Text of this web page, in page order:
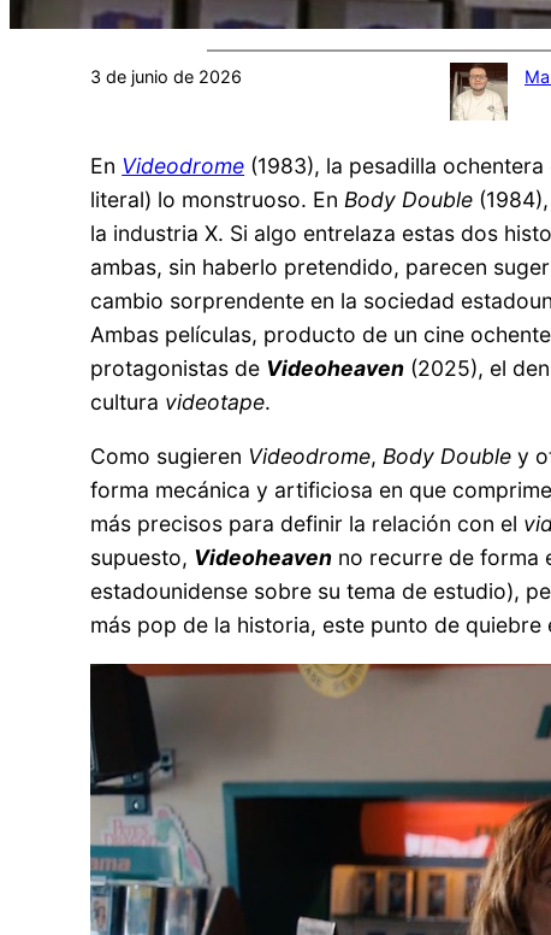
3 de junio de 2026
En Videodrome (1983), la pesadilla
literal) lo monstruoso. En Body Double
la industria X. Si algo entrelaza estas dos
ambas, sin haberlo pretendido, parecen
cambio sorprendente en la sociedad
Ambas películas, producto de un cine
protagonistas de Videoheaven (2025), el
cultura videotape.
Como sugieren Videodrome, Body Double y
forma mecánica y artificiosa en que
más precisos para definir la relación con el
supuesto, Videoheaven no recurre de forma
estadounidense sobre su tema de estudio),
más pop de la historia, este punto de